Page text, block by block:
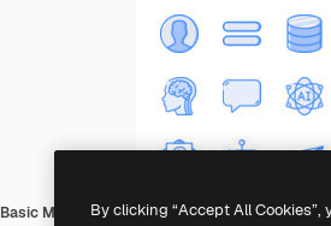
Basic Miscellany BlueBy clicking “Accept All